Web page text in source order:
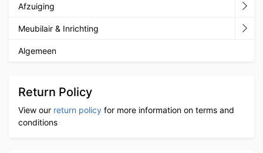
Afzuiging
Meubilair & Inrichting
Algemeen
Return Policy
View our return policy for more information on terms and
conditions